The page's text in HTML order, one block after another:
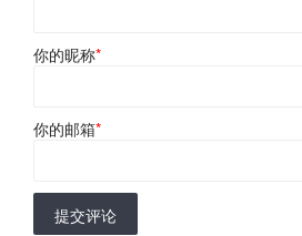
你的昵称*
你的邮箱*
提交评论